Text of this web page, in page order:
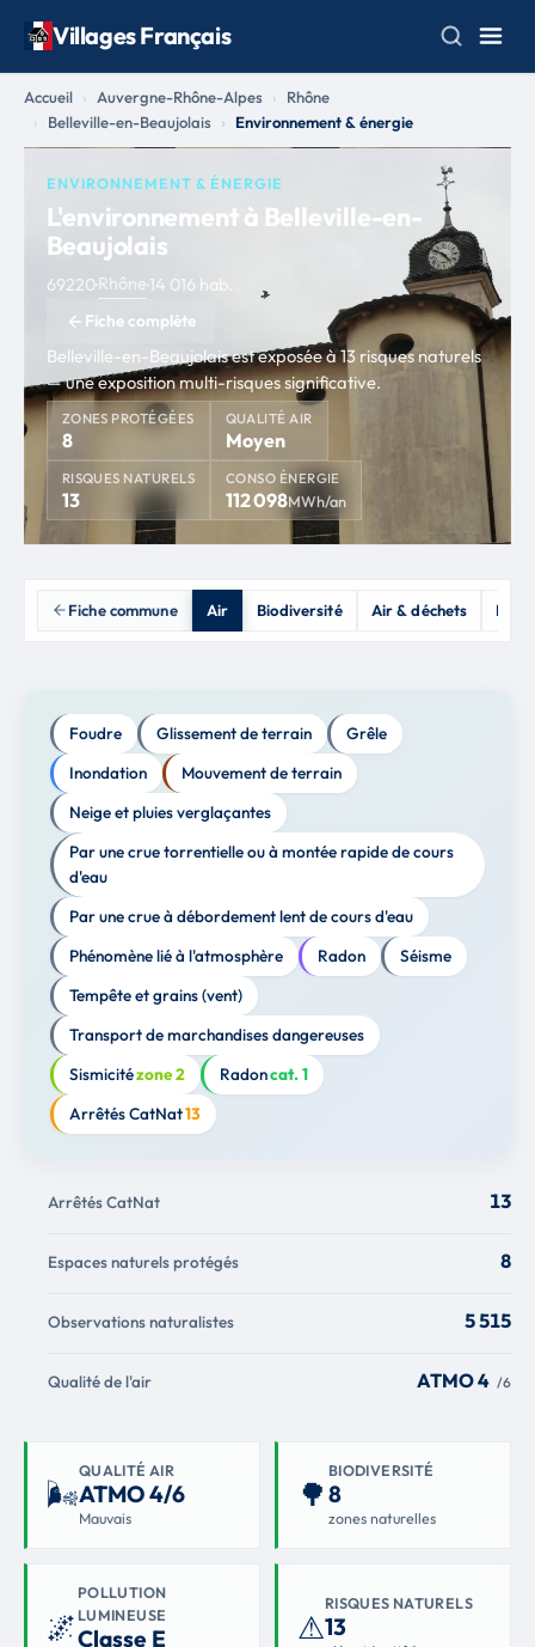
Villages Français
Accueil Auvergne-Rhône-Alpes
Rhône
Belleville-en-Beaujolais
Environnement & énergie
ENVIRONNEMENT & ÉNERGIE
L'environnement à Belleville-en-
Beaujolais
69220·Rhône·14 016 hab.
Fiche complète
Belleville-en-Beaujolais est exposée à 13 risques naturels
— une exposition multi-risques significative.
ZONES PROTÉGÉES
8
QUALITÉ AIR
Moyen
RISQUES NATURELS
13
CONSO ÉNERGIE
112 098MWh/an
Fiche commune Air Biodiversité Air & déchets
Foudre Glissement de terrain
Grêle
Inondation
Mouvement de terrain
Neige et pluies verglaçantes
Par une crue torrentielle ou à montée rapide de cours
d'eau
Par une crue à débordement lent de cours d'eau
Phénomène lié à l'atmosphère
Radon
Séisme
Tempête et grains (vent)
Transport de marchandises dangereuses
Sismicitézone 2 Radoncat. 1
Arrêtés CatNat13
Arrêtés CatNat 13
Espaces naturels protégés 8
Observations naturalistes 5 515
Qualité de l'air ATMO 4 /6
🌬
QUALITÉ AIR
ATMO 4/6
Mauvais
🌳
BIODIVERSITÉ
8
zones naturelles
🌌
POLLUTION
LUMINEUSE
Classe E ⚠
RISQUES NATURELS
13